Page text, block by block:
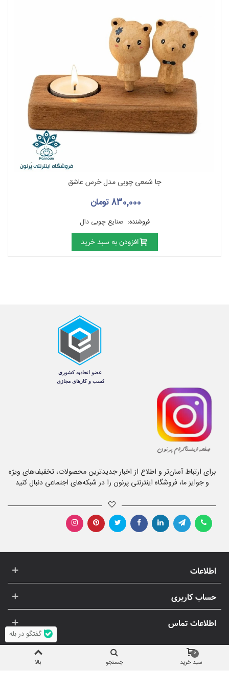
جا شمعی چوبی مدل خرس عاشق
830,000 تومان
فروشنده: صنایع چوبی دال
افزودن به سبد خرید
برای ارتباط آسان‌تر و اطلاع از اخبار جدیدترین محصولات، تخفیف‌های ویژه
و جوایز ما، فروشگاه اینترنتی پرنون را در شبکه‌های اجتماعی دنبال کنید
اطلاعات
حساب کاربری
اطلاعات تماس
سبد خرید
0
جستجو بالا
گفتگو در بله